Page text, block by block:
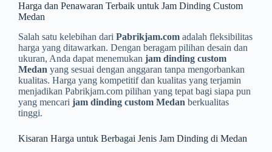
Harga dan Penawaran Terbaik untuk Jam Dinding Custom
Medan
Salah satu kelebihan dari Pabrikjam.com adalah fleksibilitas
harga yang ditawarkan. Dengan beragam pilihan desain dan
ukuran, Anda dapat menemukan jam dinding custom
Medan yang sesuai dengan anggaran tanpa mengorbankan
kualitas. Harga yang kompetitif dan kualitas yang terjamin
menjadikan Pabrikjam.com pilihan yang tepat bagi siapa pun
yang mencari jam dinding custom Medan berkualitas
tinggi.
Kisaran Harga untuk Berbagai Jenis Jam Dinding di Medan